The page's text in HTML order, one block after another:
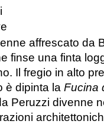
affrescato da
finse una finta
Il fregio in alto
è dipinta la Fucina
Peruzzi divenne